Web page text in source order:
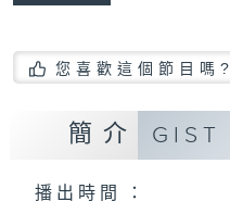
您喜歡這個節目嗎?
簡介 GIST
播 出 時 間 ：